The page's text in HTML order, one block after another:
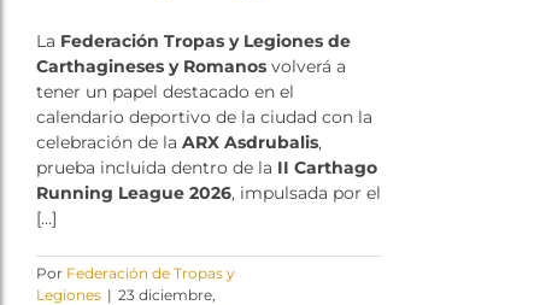
La Federación Tropas y Legiones de
Carthagineses y Romanos volverá a
tener un papel destacado en el
calendario deportivo de la ciudad con la
celebración de la ARX Asdrubalis,
prueba incluida dentro de la II Carthago
Running League 2026, impulsada por el
[…]
Por Federación de Tropas y
Legiones | 23 diciembre,